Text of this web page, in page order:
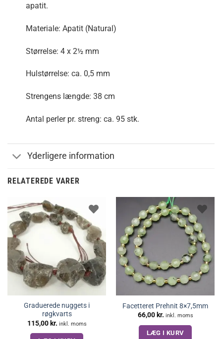
apatit.
Materiale: Apatit (Natural)
Størrelse: 4 x 2½ mm
Hulstørrelse: ca. 0,5 mm
Strengens længde: 38 cm
Antal perler pr. streng: ca. 95 stk.
Yderligere information
RELATEREDE VARER
Graduerede nuggets i
røgkvarts
115,00 kr. inkl. moms
Facetteret Prehnit 8×7,5mm
66,00 kr. inkl. moms
LÆG I KURV